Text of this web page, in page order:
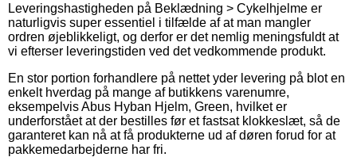
Leveringshastigheden på Beklædning > Cykelhjelme er
naturligvis super essentiel i tilfælde af at man mangler
ordren øjeblikkeligt, og derfor er det nemlig meningsfuldt at
vi efterser leveringstiden ved det vedkommende produkt.
En stor portion forhandlere på nettet yder levering på blot en
enkelt hverdag på mange af butikkens varenumre,
eksempelvis Abus Hyban Hjelm, Green, hvilket er
underforstået at der bestilles før et fastsat klokkeslæt, så de
garanteret kan nå at få produkterne ud af døren forud for at
pakkemedarbejderne har fri.